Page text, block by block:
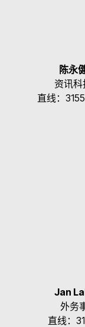
陈永
资讯科
直线：
Jan
外务
直线：